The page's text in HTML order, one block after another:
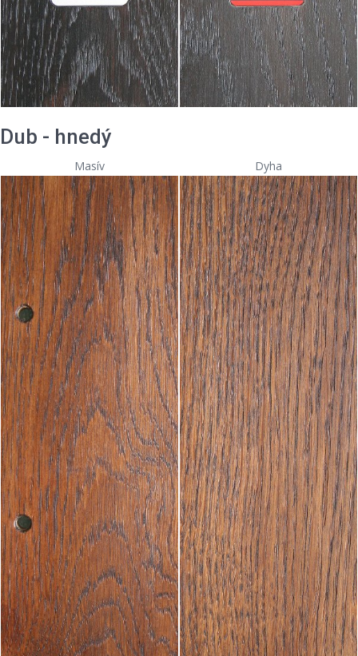
Dub - hnedý
Masív Dyha